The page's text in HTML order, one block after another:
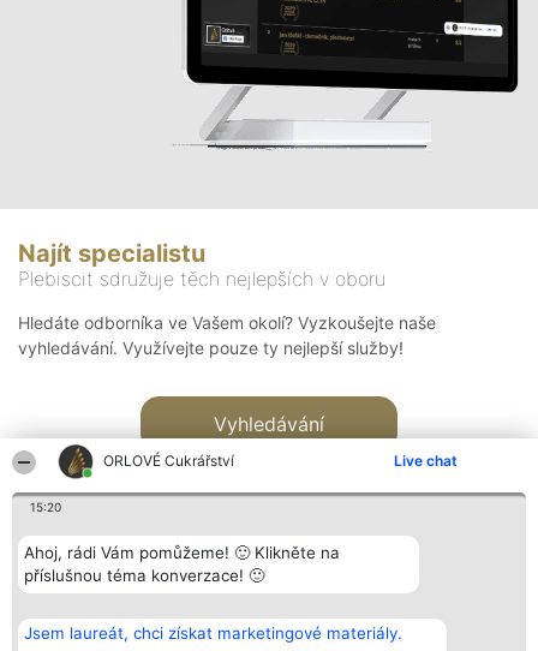
ORLOVÉ Cukrářství Live chat
15:20
Ahoj, rádi Vám pomůžeme! 🙂 Klikněte na
příslušnou téma konverzace! 🙂
Jsem laureát, chci získat marketingové materiály.
Najít specialistu
Plebiscit sdružuje těch nejlepších v oboru
Hledáte odborníka ve Vašem okolí? Vyzkoušejte naše
vyhledávání. Využívejte pouze ty nejlepší služby!
Vyhledávání
Bright Side Solutions sp. z o.
o. sp. k.
Vítězové
Seznam všech
Kontakt